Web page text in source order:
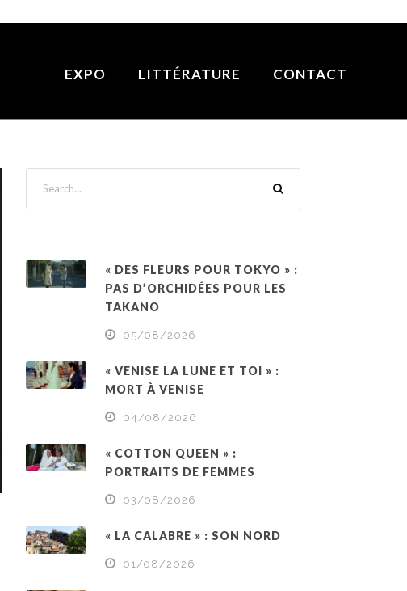
EXPO LITTÉRATURE CONTACT
« DES FLEURS POUR TOKYO » :
PAS D’ORCHIDÉES POUR LES
TAKANO
05/08/2026
« VENISE LA LUNE ET TOI » :
MORT À VENISE
04/08/2026
« COTTON QUEEN » :
PORTRAITS DE FEMMES
03/08/2026
« LA CALABRE » : SON NORD
01/08/2026